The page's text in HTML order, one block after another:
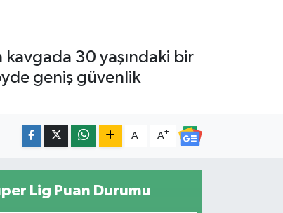
kavgada 30 yaşındaki bir
geniş güvenlik
A- A+
Lig Puan Durumu